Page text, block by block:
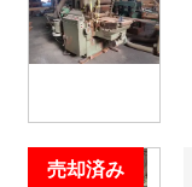
売却済み